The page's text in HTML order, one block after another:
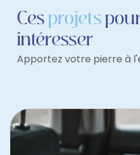
Cesprojets
intéresser
Apportez votre pierre à